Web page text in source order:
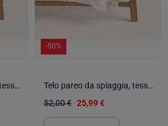
Telo pareo da spiaggia, tessuto in rilievo, fouta - Gamusi.
-50%
Telo pareo da spiaggia, tessuto in rilievo, fouta - Gamusi.
52,00 € 25,99 €